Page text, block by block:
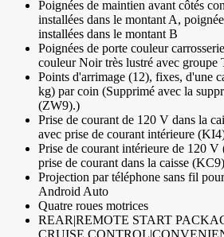
Poignées de maintien avant côtés
installées dans le montant A,
installées dans le montant B
Poignées de porte couleur
couleur Noir très lustré avec
Points d'arrimage (12), fixes, d'une
kg) par coin (Supprimé avec la
(ZW9).)
Prise de courant de 120 V dans la
avec prise de courant intérieure
Prise de courant intérieure de 120 V
prise de courant dans la caisse
Projection par téléphone sans fil
Android Auto
Quatre roues motrices
REAR|REMOTE START
CRUISE